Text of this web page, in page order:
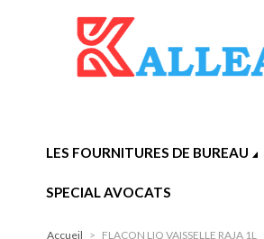
LES FOURNITURES DE BUREAU
SPECIAL AVOCATS
Accueil > FLACON LIQ VAISSELLE RAJA 1L